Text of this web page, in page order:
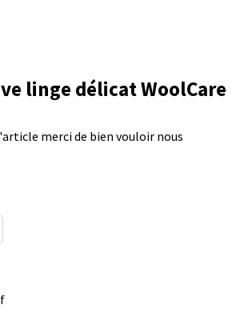
linge délicat WoolCare
merci de bien vouloir nous